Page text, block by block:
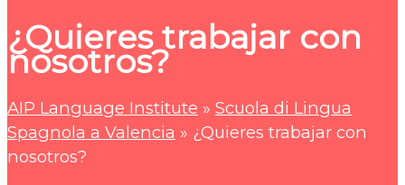
¿Quieres trabajar con
nosotros?
AIP Language Institute » Scuola di Lingua
Spagnola a Valencia » ¿Quieres trabajar con
nosotros?